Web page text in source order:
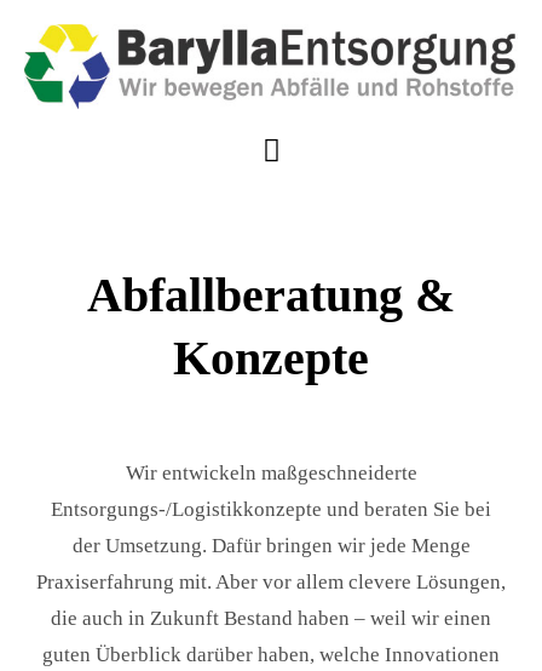
Inhalt
springen
Toggle
Leistungen
Downloads
Abfallberatung &
Konzepte
Wir entwickeln maßgeschneiderte
Entsorgungs-/Logistikkonzepte und beraten Sie bei
der Umsetzung. Dafür bringen wir jede Menge
Praxiserfahrung mit. Aber vor allem clevere Lösungen,
die auch in Zukunft Bestand haben – weil wir einen
guten Überblick darüber haben, welche Innovationen